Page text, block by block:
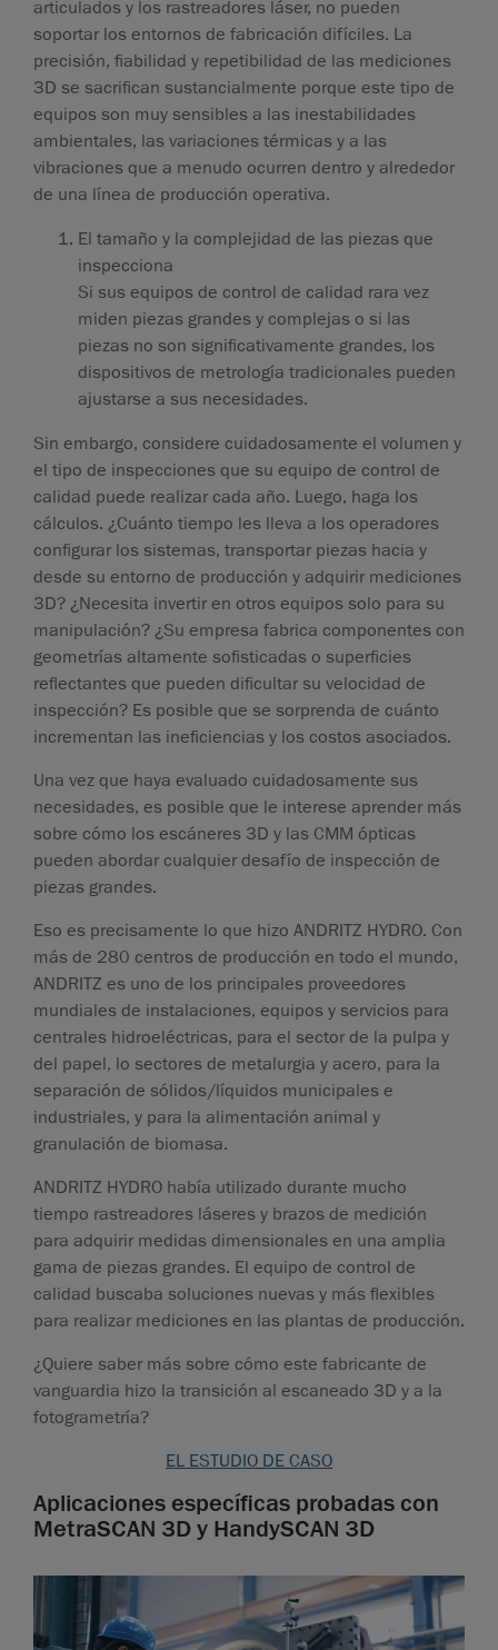
articulados y los rastreadores láser, no pueden
soportar los entornos de fabricación difíciles. La
precisión, fiabilidad y repetibilidad de las mediciones
3D se sacrifican sustancialmente porque este tipo de
equipos son muy sensibles a las inestabilidades
ambientales, las variaciones térmicas y a las
vibraciones que a menudo ocurren dentro y alrededor
de una línea de producción operativa.
El tamaño y la complejidad de las piezas que
inspecciona
Si sus equipos de control de calidad rara vez
miden piezas grandes y complejas o si las
piezas no son significativamente grandes, los
dispositivos de metrología tradicionales pueden
ajustarse a sus necesidades.
Sin embargo, considere cuidadosamente el volumen y
el tipo de inspecciones que su equipo de control de
calidad puede realizar cada año. Luego, haga los
cálculos. ¿Cuánto tiempo les lleva a los operadores
configurar los sistemas, transportar piezas hacia y
desde su entorno de producción y adquirir mediciones
3D? ¿Necesita invertir en otros equipos solo para su
manipulación? ¿Su empresa fabrica componentes con
geometrías altamente sofisticadas o superficies
reflectantes que pueden dificultar su velocidad de
inspección? Es posible que se sorprenda de cuánto
incrementan las ineficiencias y los costos asociados.
Una vez que haya evaluado cuidadosamente sus
necesidades, es posible que le interese aprender más
sobre cómo los escáneres 3D y las CMM ópticas
pueden abordar cualquier desafío de inspección de
piezas grandes.
Eso es precisamente lo que hizo ANDRITZ HYDRO. Con
más de 280 centros de producción en todo el mundo,
ANDRITZ es uno de los principales proveedores
mundiales de instalaciones, equipos y servicios para
centrales hidroeléctricas, para el sector de la pulpa y
del papel, lo sectores de metalurgia y acero, para la
separación de sólidos/líquidos municipales e
industriales, y para la alimentación animal y
granulación de biomasa.
ANDRITZ HYDRO había utilizado durante mucho
tiempo rastreadores láseres y brazos de medición
para adquirir medidas dimensionales en una amplia
gama de piezas grandes. El equipo de control de
calidad buscaba soluciones nuevas y más flexibles
para realizar mediciones en las plantas de producción.
¿Quiere saber más sobre cómo este fabricante de
vanguardia hizo la transición al escaneado 3D y a la
fotogrametría?
EL ESTUDIO DE CASO
Aplicaciones específicas probadas con
MetraSCAN 3D y HandySCAN 3D